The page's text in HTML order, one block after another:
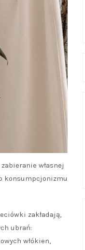
własnej
konsumpcjonizmu
zakładają,
ubrań:
włókien,